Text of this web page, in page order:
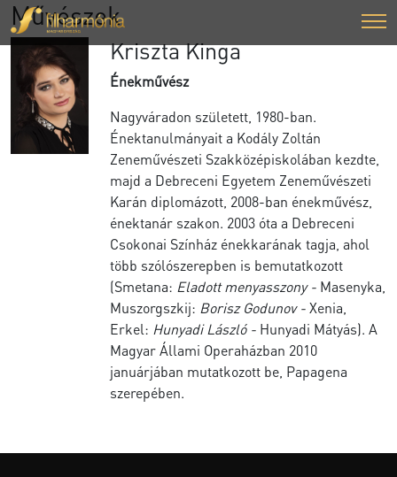
Művészek
Kriszta Kinga
Énekművész
Nagyváradon született, 1980-ban.
Énektanulmányait a Kodály Zoltán
Zeneművészeti Szakközépiskolában kezdte,
majd a Debreceni Egyetem Zeneművészeti
Karán diplomázott, 2008-ban énekművész,
énektanár szakon. 2003 óta a Debreceni
Csokonai Színház énekkarának tagja, ahol
több szólószerepben is bemutatkozott
(Smetana: Eladott menyasszony - Masenyka,
Muszorgszkij: Borisz Godunov -Xenia,
Erkel: Hunyadi László - Hunyadi Mátyás). A
Magyar Állami Operaházban 2010
januárjában mutatkozott be, Papagena
szerepében.